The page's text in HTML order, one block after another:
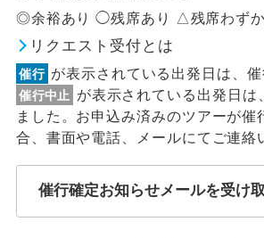
◎余裕あり ◯残席あり △残席わずか
リクエスト受付とは
催行 が表示されている出発日は、催
催行中止
が表示されている出発日は
ました。お申込み済みのツアーが催
合、書面や電話、メールにてご連絡
催行確定お知らせメールを受け